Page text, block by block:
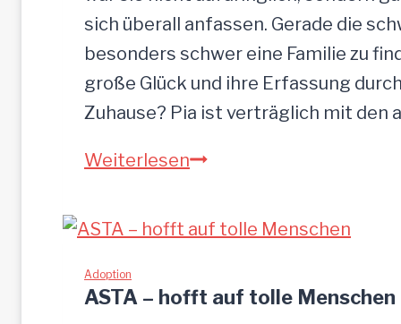
e
n
sich überall anfassen. Gerade die
besonders schwer eine Familie zu
große Glück und ihre Erfassung
Zuhause? Pia ist verträglich mit den
WeiterlesenP
u
Adoption
ASTA – hofft auf tolle Menschen